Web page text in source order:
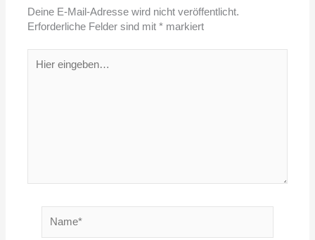
Deine E-Mail-Adresse wird nicht veröffentlicht.
Erforderliche Felder sind mit* markiert
eingeben…